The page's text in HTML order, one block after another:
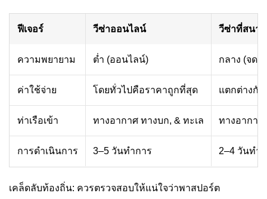
ฟีเจอร์ วีซ่าออนไลน์ วีซ่าที่สนา
ความพยายาม ต่ำ (ออนไลน์) กลาง (จด
ค่าใช้จ่าย โดยทั่วไปคือราคาถูกที่สุด แตกต่างกั
ท่าเรือเข้า ทางอากาศ ทางบก, & ทะเล ทางอากาศ
การดำเนินการ 3–5 วันทำการ 2–4 วันทำ
เคล็ดลับท้องถิ่น: ควรตรวจสอบให้แน่ใจว่าพาสปอร์ต